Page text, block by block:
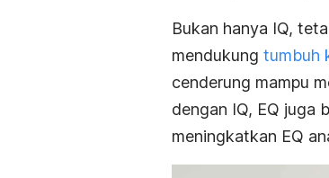
Bukan hanya IQ,
mendukung tumbuh
cenderung mampu
dengan IQ, EQ juga
meningkatkan EQ